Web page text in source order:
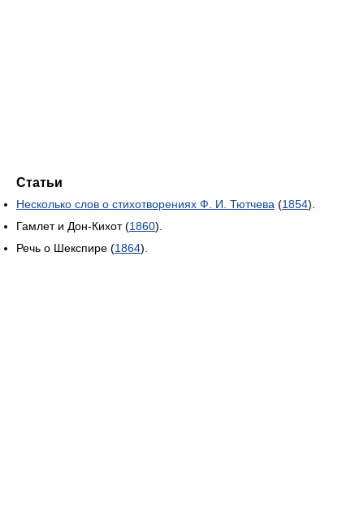
Статьи
Несколько слов о стихотворениях Ф. И. Тютчева (1854).
Гамлет и Дон-Кихот (1860).
Речь о Шекспире (1864).